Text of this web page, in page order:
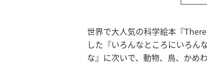
世界で大人気の科学絵本『
した『いろんなところにいろ
な』に次いで、動物、鳥、かめ